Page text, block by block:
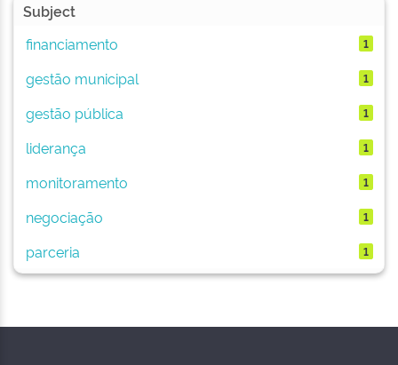
Subject
financiamento
1
gestão municipal 1
gestão pública 1
liderança 1
monitoramento 1
negociação 1
parceria 1